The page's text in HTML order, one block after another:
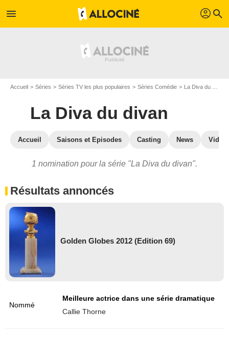
menu profil search
Accueil Séries Séries TV les plus populaires Séries Comédie La Diva du divan
La Diva du divan
Accueil Saisons et Episodes Casting News
1 nomination pour la série "La Diva du divan".
Résultats annoncés
Golden Globes 2012 (Edition 69)
Nommé
Meilleure actrice dans une série dramatique
Callie Thorne